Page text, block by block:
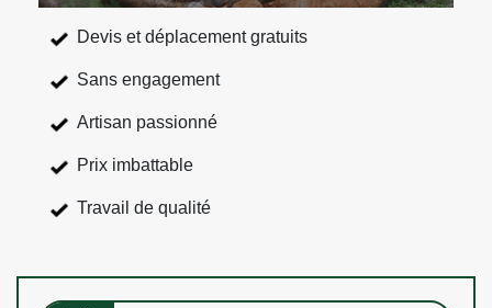
Devis et déplacement gratuits
Sans engagement
Artisan passionné
Prix imbattable
Travail de qualité